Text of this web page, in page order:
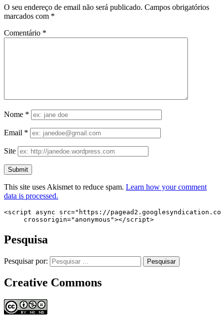
O seu endereço de email não será publicado. Campos obrigatórios
marcados com *
Comentário *
Nome *
Email *
Site
This site uses Akismet to reduce spam. Learn how your comment
data is processed.
<script async src="https://
     crossorigin="anonymous"></script>
Pesquisa
Pesquisar por:
Creative Commons